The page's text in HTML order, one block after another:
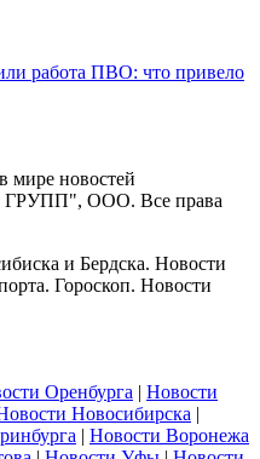
работа ПВО: что привело
мире новостей
ООО. Все права
и Бердска. Новости
Гороскоп. Новости
Оренбурга | Новости
Новосибирска |
| Новости Воронежа